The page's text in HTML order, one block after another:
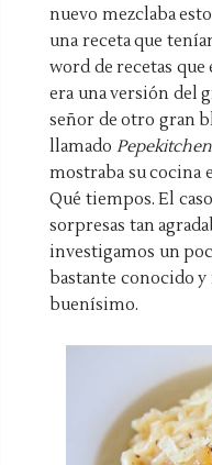
nuevo mezclaba
una receta que
word de recetas que
era una versión del
señor de otro gran
llamado
mostraba su cocina
Qué tiempos. El
sorpresas tan
investigamos un
bastante conocido y
buenísimo.